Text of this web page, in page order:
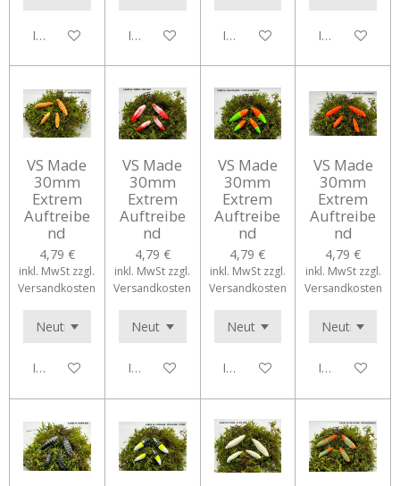
In den WarenkorbIn den WarenkorbIn den WarenkorbIn den
VS Made
30mm
Extrem
Auftreibe
nd
4,79 €
inkl. MwSt zzgl.
Versandkosten
In den Warenkorb
VS Made
30mm
Extrem
Auftreibe
nd
4,79 €
inkl. MwSt zzgl.
Versandkosten
In den Warenkorb
VS Made
30mm
Extrem
Auftreibe
nd
4,79 €
inkl. MwSt zzgl.
Versandkosten
In den Warenkorb
VS Made
30mm
Extrem
Auftreibe
nd
4,79 €
inkl. MwSt zzgl.
Versandkosten
In den